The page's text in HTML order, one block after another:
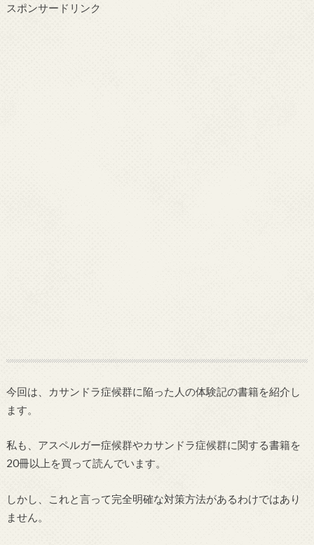
スポンサードリンク
今回は、カサンドラ症候群に陥った人の体験記の書籍を紹介し
ます。
私も、アスペルガー症候群やカサンドラ症候群に関する書籍を
20冊以上を買って読んでいます。
しかし、これと言って完全明確な対策方法があるわけではあり
ません。